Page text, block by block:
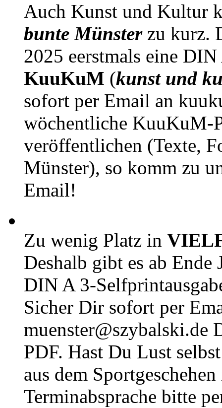
Auch Kunst und Kultur
bunte Münsterzu kurz.
2025 eerstmals eine
KuuKuM (kunst und
sofort per Email an
wöchentliche KuuKuM-
veröffentlichen (Texte,
Münster), so komm zu
Email!
Zu wenig Platz in
Deshalb gibt es ab Ende
DIN A 3-
Sicher Dir sofort per
muenster@szybalski.de
PDF. Hast Du Lust
aus dem
Terminabsprache bitte